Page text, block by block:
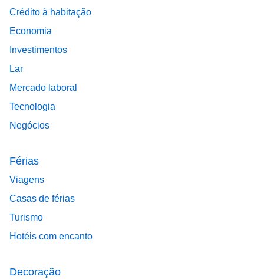
Crédito à habitação
Economia
Investimentos
Lar
Mercado laboral
Tecnologia
Negócios
Férias
Viagens
Casas de férias
Turismo
Hotéis com encanto
Decoração